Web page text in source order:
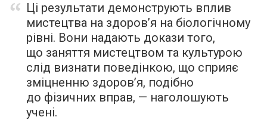
Ці результати демонструють вплив
мистецтва на здоров’я на біологічному
рівні. Вони надають докази того,
що заняття мистецтвом та культурою
слід визнати поведінкою, що сприяє
зміцненню здоров’я, подібно
до фізичних вправ, — наголошують
учені.